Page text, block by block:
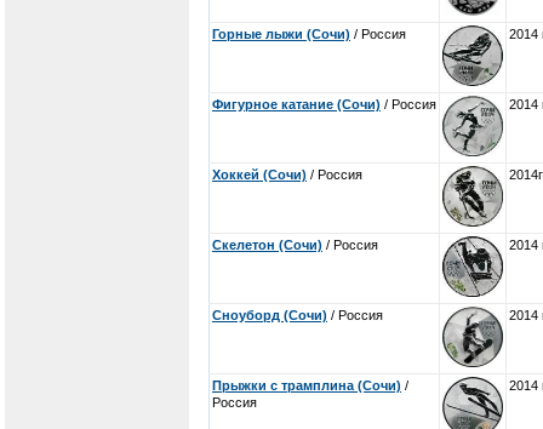
Горные лыжи (Сочи) / Россия 2014
Фигурное катание (Сочи) / Россия 2014
Хоккей (Сочи) / Россия 2014г
Скелетон (Сочи) / Россия 2014
Сноуборд (Сочи) / Россия 2014
Прыжки с трамплина (Сочи) /
Россия
2014